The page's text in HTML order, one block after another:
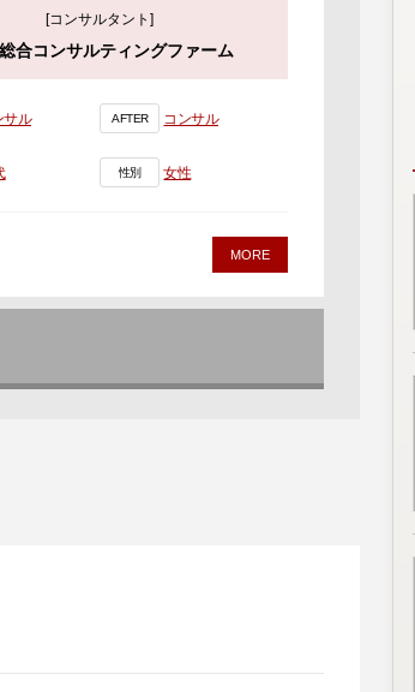
[コンサルタント]
合コンサルティングファーム
サル AFTER コンサル
性別 女性
MORE